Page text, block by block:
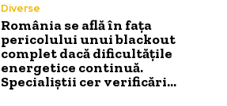
Diverse
România se află în fața
pericolului unui blackout
complet dacă dificultățile
energetice continuă.
Specialiștii cer verificări…